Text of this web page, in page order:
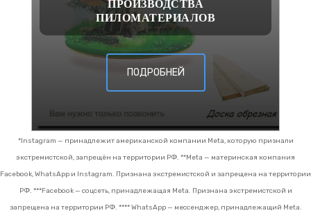
ПРОИЗВОДСТВА
ПИЛОМАТЕРИАЛОВ
ПОДРОБНЕЙ
*Instagram — принадлежит американской компании Meta, которую признали
экстремистской, запрещён на территории РФ. **Meta — материнская компания
Facebook, WhatsApp и Instagram. Признана экстремистской и запрещена на территории
РФ. ***Facebook — соцсеть, принадлежащая Meta. Признана экстремистской и
запрещена на территории РФ. **** WhatsApp — мессенджер, принадлежащий Meta.